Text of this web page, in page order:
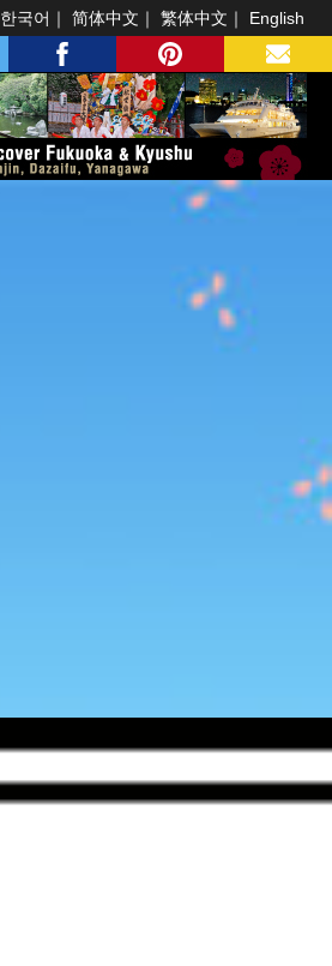
한국어 简体中文 繁体中文 English
facebook pinterest MAIL